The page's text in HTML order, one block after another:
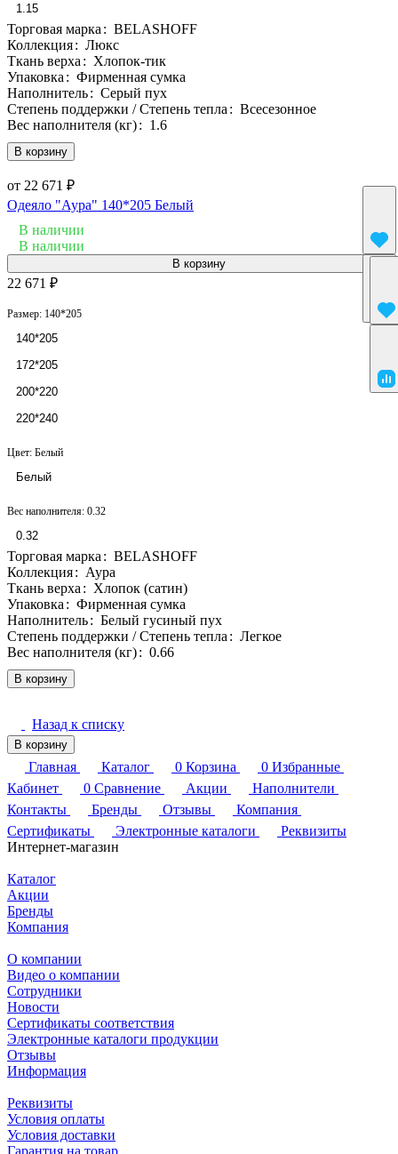
В корзину
1.15
Торговая марка : BELASHOFF
Коллекция: Люкс
Ткань верха : Хлопок-тик
Упаковка : Фирменная сумка
Наполнитель: Серый пух
Степень поддержки / Степень тепла : Всесезонное
Вес наполнителя (кг): 1.6
от 22 671 ₽
Одеяло "Аура" 140*205 Белый
В наличии
В корзину
В наличии
В корзину
22 671 ₽
Размер: 140*205
140*205
172*205
200*220
220*240
Цвет: Белый
Белый
Вес наполнителя: 0.32
0.32
Торговая марка : BELASHOFF
Коллекция: Аура
Ткань верха : Хлопок (сатин)
Упаковка : Фирменная сумка
Наполнитель: Белый гусиный пух
Степень поддержки / Степень тепла : Легкое
Вес наполнителя (кг): 0.66
Назад к списку
В корзину
Главная Каталог 0 Корзина 0 Избранные
Кабинет
0 Сравнение Акции
Наполнители
Контакты
Бренды Отзывы
Компания
Сертификаты
Электронные каталоги
Реквизиты
Интернет-магазин
Каталог
Акции
Бренды
Компания
О компании
Видео о компании
Сотрудники
Новости
Сертификаты соответствия
Электронные каталоги продукции
Отзывы
Информация
Реквизиты
Условия оплаты
Условия доставки